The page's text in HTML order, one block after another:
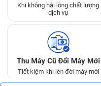
Khi không hài lòng chất lượng
dịch vụ
Thu Máy Cũ Đổi Máy Mới
Tiết kiệm khi lên đời máy mới